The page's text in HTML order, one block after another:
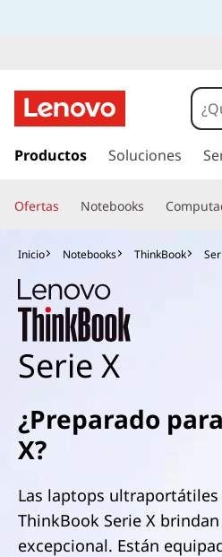
r
c
n
e
n
d
o
n
p
a
Productos Soluciones
Ofertas Notebooks
Inicio Notebooks ThinkBook
Serie X
¿Preparado
X?
Las laptops
ThinkBook Serie X
excepcional. Están